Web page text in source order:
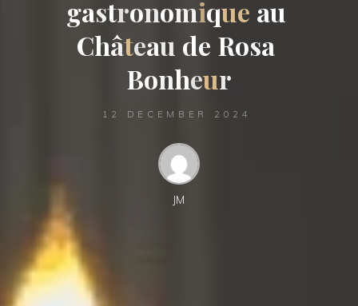
gastronomique au
Château de Rosa
Bonheur
12 DECEMBER 2024
JM